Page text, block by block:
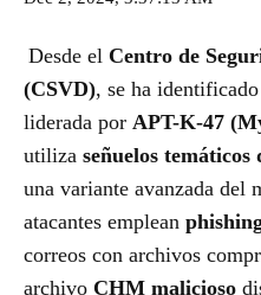
Desde el Centro de
(CSVD), se ha
liderada por APT-K-47
utiliza señuelos
una variante avanzada del
atacantes emplean
correos con archivos
archivo CHM malicioso